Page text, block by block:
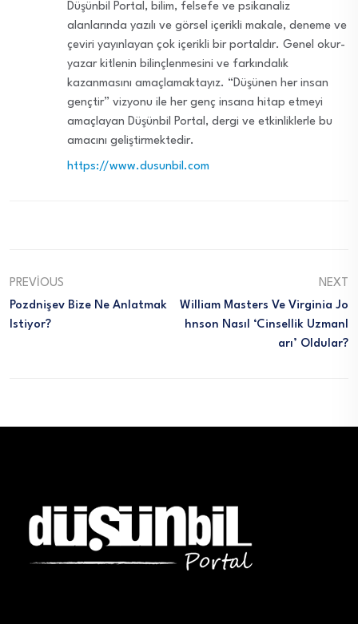
Düşünbil Portal, bilim, felsefe ve psikanaliz
alanlarında yazılı ve görsel içerikli makale, deneme ve
çeviri yayınlayan çok içerikli bir portaldır. Genel okur-
yazar kitlenin bilinçlenmesini ve farkındalık
kazanmasını amaçlamaktayız. “Düşünen her insan
gençtir” vizyonu ile her genç insana hitap etmeyi
amaçlayan Düşünbil Portal, dergi ve etkinliklerle bu
amacını geliştirmektedir.
https://www.dusunbil.com
PREVIOUS
Pozdnişev Bize Ne Anlatmak
Istiyor?
NEXT
William Masters Ve Virginia Jo
Hnson Nasıl ‘cinsellik Uzmanl
Arı’ Oldular?